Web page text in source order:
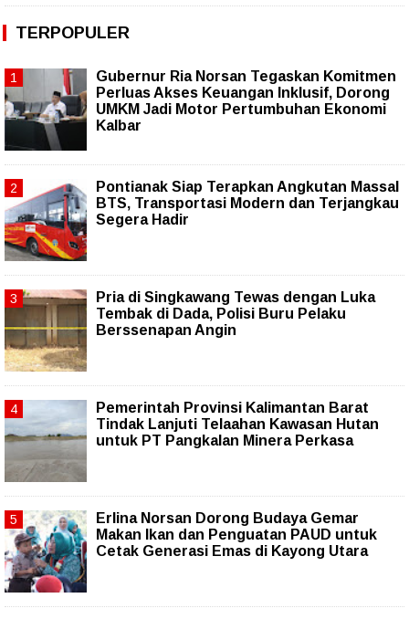
TERPOPULER
Gubernur Ria Norsan Tegaskan Komitmen
Perluas Akses Keuangan Inklusif, Dorong
UMKM Jadi Motor Pertumbuhan Ekonomi
Kalbar
Pontianak Siap Terapkan Angkutan Massal
BTS, Transportasi Modern dan Terjangkau
Segera Hadir
Pria di Singkawang Tewas dengan Luka
Tembak di Dada, Polisi Buru Pelaku
Berssenapan Angin
Pemerintah Provinsi Kalimantan Barat
Tindak Lanjuti Telaahan Kawasan Hutan
untuk PT Pangkalan Minera Perkasa
Erlina Norsan Dorong Budaya Gemar
Makan Ikan dan Penguatan PAUD untuk
Cetak Generasi Emas di Kayong Utara